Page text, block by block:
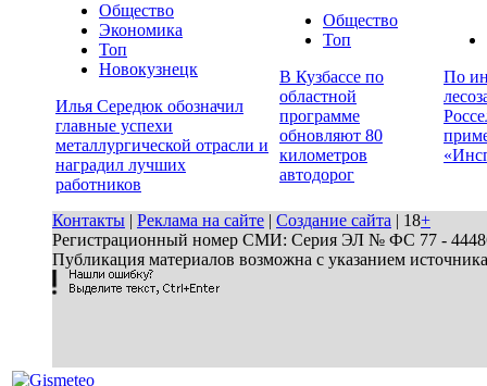
Общество
Экономика
Топ
Новокузнецк
Илья Середюк обозначил
главные успехи
металлургической отрасли и
наградил лучших
работников
Общество
Топ
В Кузбассе по
областной
программе
обновляют 80
километров
автодорог
По
Контакты | Реклама на сайте | Создание сайта | 18+
Регистрационный номер СМИ: Серия ЭЛ № ФС 77 - 44486
Публикация материалов возможна с указанием